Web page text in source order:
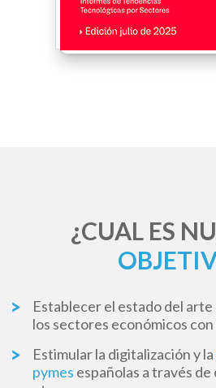
¿CUAL ES
Establecer el estado del arte
los sectores económicos
Estimular la digitalización y la
pymes españolas a través